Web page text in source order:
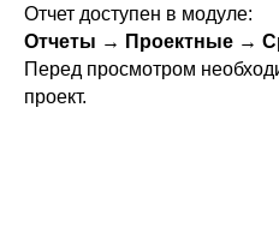
Отчет доступен в модуле:
Отчеты → Проектные →
Перед просмотром
проект.